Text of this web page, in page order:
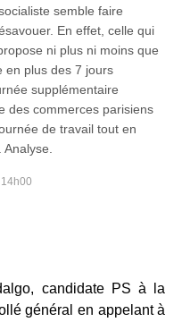
semble faire
En effet, celle qui
ni plus ni moins que
en plus des 7 jours
supplémentaire
des commerces parisiens
de travail tout en
candidate PS à la
général en appelant à